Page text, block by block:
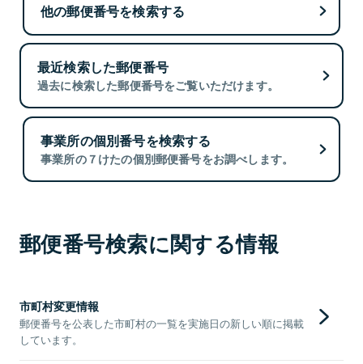
他の郵便番号を検索する
最近検索した郵便番号
過去に検索した郵便番号をご覧いただけます。
事業所の個別番号を検索する
事業所の７けたの個別郵便番号をお調べします。
郵便番号検索に関する情報
市町村変更情報
郵便番号を公表した市町村の一覧を実施日の新しい順に掲載
しています。